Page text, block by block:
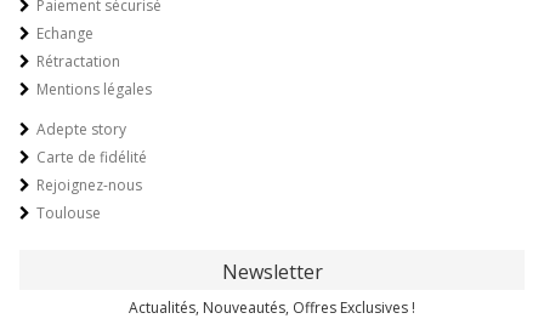
Paiement sécurisé
Echange
Rétractation
Mentions légales
Adepte story
Carte de fidélité
Rejoignez-nous
Toulouse
Newsletter
Actualités, Nouveautés, Offres Exclusives !